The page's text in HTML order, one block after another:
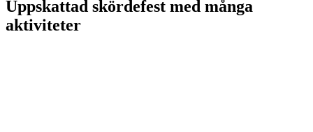
Uppskattad skördefest med många
aktiviteter